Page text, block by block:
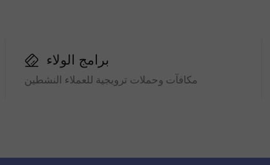
برامج الولاء
مكافآت وحملات ترويجية للعملاء النشطين